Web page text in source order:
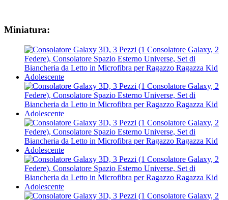
Miniatura: